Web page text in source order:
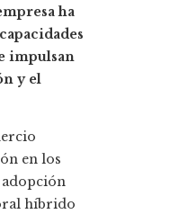
ha
impulsan
y el
en los
híbrido